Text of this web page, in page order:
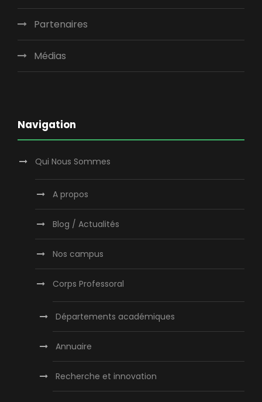
Partenaires
Médias
Navigation
Qui Nous Sommes
A propos
Blog / Actualités
Nos campus
Corps Professoral
Départements académiques
Annuaire
Recherche et innovation